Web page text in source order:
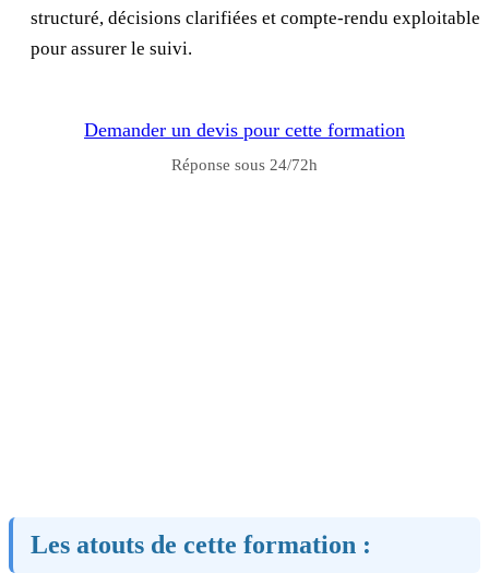
structuré, décisions clarifiées et compte-rendu exploitable
pour assurer le suivi.
Demander un devis pour cette formation
Réponse sous 24/72h
Les atouts de cette formation :